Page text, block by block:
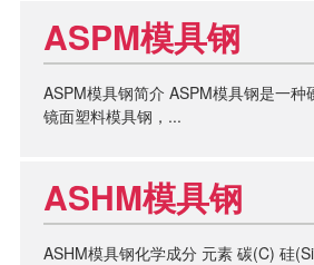
ASPM模具钢
ASPM模具钢简介 ASPM模具钢是一种
镜面塑料模具钢，...
ASHM模具钢
ASHM模具钢化学成分 元素 碳(C) 硅